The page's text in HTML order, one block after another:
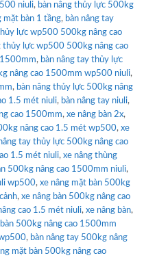
niuli, bàn nâng thủy lực 500kg
mặt bàn 1 tầng, bàn nâng tay
lực wp500 500kg nâng cao
thủy lực wp500 500kg nâng cao
1500mm, bàn nâng tay thủy lực
nâng cao 1500mm wp500 niuli,
, bàn nâng thủy lực 500kg nâng
1.5 mét niuli, bàn nâng tay niuli,
cao 1500mm, xe nâng bàn 2x,
nâng cao 1.5 mét wp500, xe
tay thủy lực 500kg nâng cao
1.5 mét niuli, xe nâng thùng
500kg nâng cao 1500mm niuli,
wp500, xe nâng mặt bàn 500kg
, xe nâng bàn 500kg nâng cao
cao 1.5 mét niuli, xe nâng bàn,
500kg nâng cao 1500mm
, bàn nâng tay 500kg nâng
mặt bàn 500kg nâng cao